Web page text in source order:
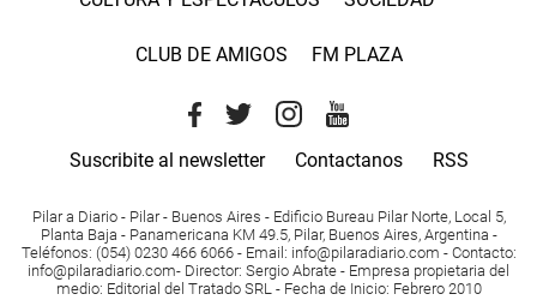
CLUB DE AMIGOS FM PLAZA
Suscribite al newsletter Contactanos RSS
Pilar a Diario - Pilar - Buenos Aires - Edificio Bureau Pilar Norte, Local 5,
Planta Baja - Panamericana KM 49.5, Pilar, Buenos Aires, Argentina -
Teléfonos: (054) 0230 466 6066 - Email : info@pilaradiario.com - Contacto:
info@pilaradiario.com- Director: Sergio Abrate - Empresa propietaria del
medio: Editorial del Tratado SRL - Fecha de Inicio: Febrero 2010